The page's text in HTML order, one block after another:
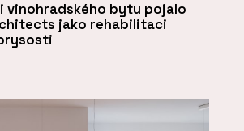
vinohradského bytu pojalo
jako rehabilitaci